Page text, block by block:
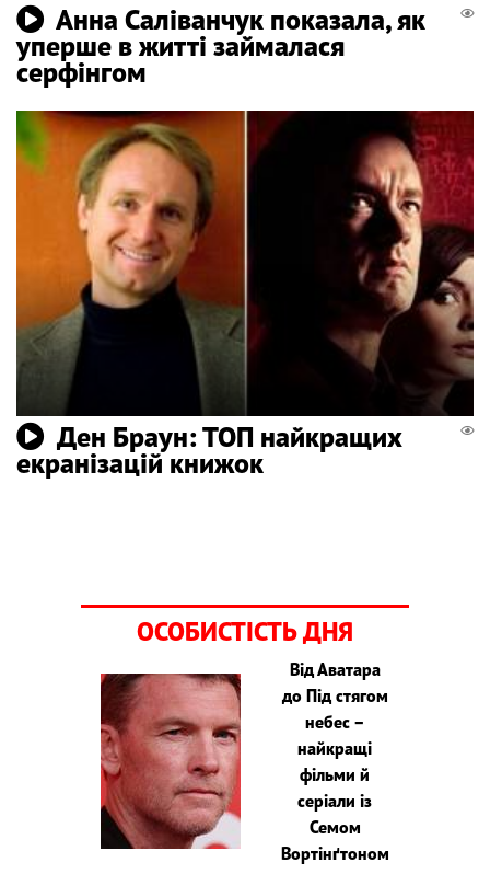
Анна Саліванчук показала, як
уперше в житті займалася
серфінгом
Ден Браун: ТОП найкращих
екранізацій книжок
ОСОБИСТІСТЬ ДНЯ
Від Аватара
до Під стягом
небес –
найкращі
фільми й
серіали із
Семом
Вортінґтоном